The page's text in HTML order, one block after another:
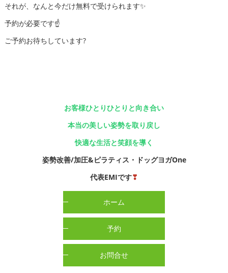
それが、なんと今だけ無料で受けられます✨
予約が必要です☝️
ご予約お待ちしています?
お客様ひとりひとりと向き合い
本当の美しい姿勢を取り戻し
快適な生活と笑顔を導く
姿勢改善/加圧&ピラティス・ドッグヨガOne
代表EMIです❣
ホーム
予約
お問合せ